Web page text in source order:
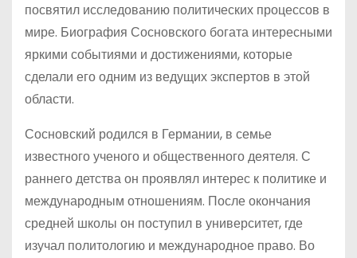
посвятил исследованию политических процессов в
мире. Биография Сосновского богата интересными
яркими событиями и достижениями, которые
сделали его одним из ведущих экспертов в этой
области.
Сосновский родился в Германии, в семье
известного ученого и общественного деятеля. С
раннего детства он проявлял интерес к политике и
международным отношениям. После окончания
средней школы он поступил в университет, где
изучал политологию и международное право. Во